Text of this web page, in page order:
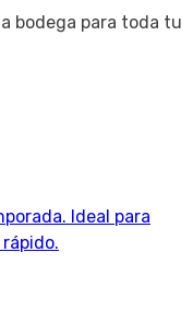
bodega para toda tu
Ideal para